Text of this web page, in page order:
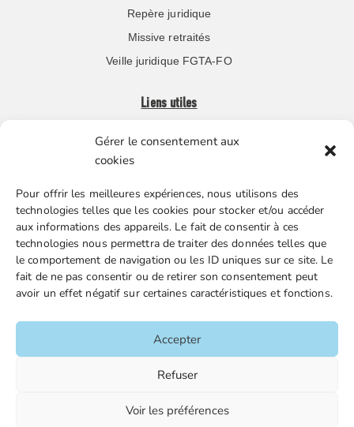
Gérer le consentement aux
cookies
Pour offrir les meilleures expériences, nous utilisons des
technologies telles que les cookies pour stocker et/ou accéder
aux informations des appareils. Le fait de consentir à ces
technologies nous permettra de traiter des données telles que
le comportement de navigation ou les ID uniques sur ce site. Le
fait de ne pas consentir ou de retirer son consentement peut
avoir un effet négatif sur certaines caractéristiques et fonctions.
Accepter
Refuser
Voir les préférences
Repère juridique
Missive retraités
Veille juridique FGTA-FO
Liens utiles
Boutique en ligne
Nos partenaires
Gestion des cookies
FGTA-FO / 15 avenue Victor Hugo – 92170 Vanves / 01 86
Accueil
Contacts
Mentions légales